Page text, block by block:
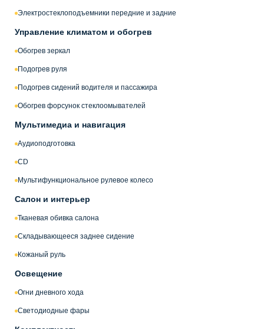
Электростеклоподъемники передние и задние
Управление климатом и обогрев
Обогрев зеркал
Подогрев руля
Подогрев сидений водителя и пассажира
Обогрев форсунок стеклоомывателей
Мультимедиа и навигация
Аудиоподготовка
CD
Мультифункциональное рулевое колесо
Салон и интерьер
Тканевая обивка салона
Складывающееся заднее сидение
Кожаный руль
Освещение
Огни дневного хода
Светодиодные фары